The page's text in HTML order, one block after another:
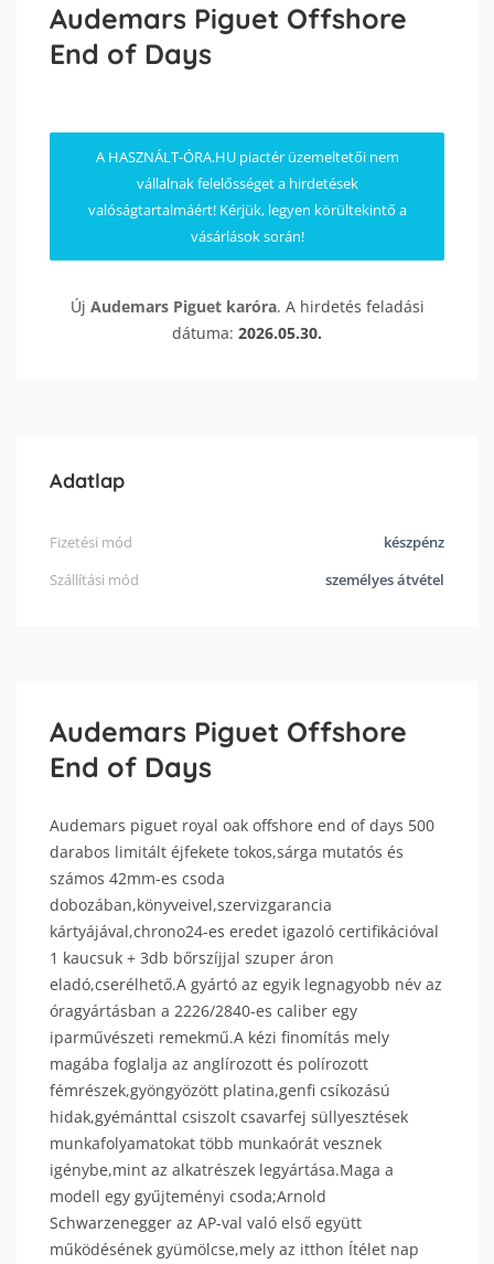
Audemars Piguet Offshore
End of Days
A HASZNÁLT-ÓRA.HU piactér üzemeltetői nem
vállalnak felelősséget a hirdetések
valóságtartalmáért! Kérjük, legyen körültekintő a
vásárlások során!
Új Audemars Piguet karóra. A hirdetés feladási
dátuma: 2026.05.30.
Adatlap
Fizetési mód
készpénz
Szállítási mód
személyes átvétel
Audemars Piguet Offshore
End of Days
Audemars piguet royal oak offshore end of days 500
darabos limitált éjfekete tokos,sárga mutatós és
számos 42mm-es csoda
dobozában,könyveivel,szervizgarancia
kártyájával,chrono24-es eredet igazoló certifikációval
1 kaucsuk + 3db bőrszíjjal szuper áron
eladó,cserélhető.A gyártó az egyik legnagyobb név az
óragyártásban a 2226/2840-es caliber egy
iparművészeti remekmű.A kézi finomítás mely
magába foglalja az anglírozott és polírozott
fémrészek,gyöngyözött platina,genfi csíkozású
hidak,gyémánttal csiszolt csavarfej süllyesztések
munkafolyamatokat több munkaórát vesznek
igénybe,mint az alkatrészek legyártása.Maga a
modell egy gyűjteményi csoda;Arnold
Schwarzenegger az AP-val való első együtt
működésének gyümölcse,mely az itthon Ítélet nap